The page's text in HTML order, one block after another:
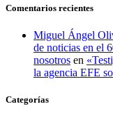
Comentarios recientes
Miguel Ángel
de noticias en el
nosotros en
la agencia EFE
Categorías